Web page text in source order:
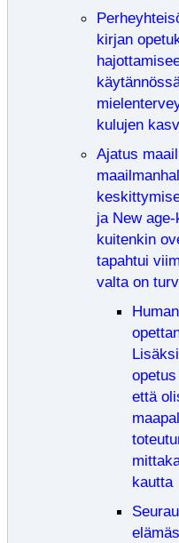
kirjan
kulujen
Ajatus
ja New
kuitenkin
tapahtui
valta on
että
kautta